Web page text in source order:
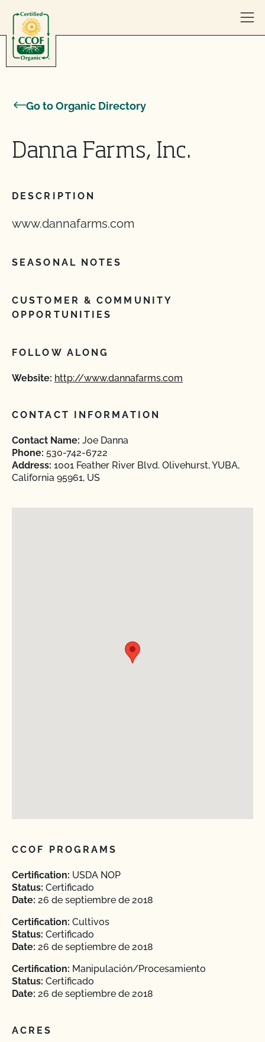
Go to Organic Directory
Danna Farms, Inc.
DESCRIPTION
www.dannafarms.com
SEASONAL NOTES
CUSTOMER & COMMUNITY
OPPORTUNITIES
FOLLOW ALONG
Website: http://www.dannafarms.com
CONTACT INFORMATION
Contact Name: Joe Danna
Phone: 530-742-6722
Address: 1001 Feather River Blvd. Olivehurst, YUBA,
California 95961, US
CCOF PROGRAMS
Certification: USDA NOP
Status: Certificado
Date: 26 de septiembre de 2018
Certification: Cultivos
Status: Certificado
Date: 26 de septiembre de 2018
Certification: Manipulación/Procesamiento
Status: Certificado
Date: 26 de septiembre de 2018
ACRES